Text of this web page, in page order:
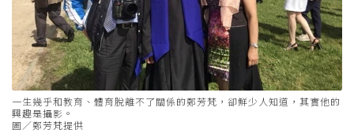
一生幾乎和教育、體育脫離不了關係的鄭芳梵，卻鮮少人知道，其實他的
興趣是攝影。
圖／鄭芳梵提供